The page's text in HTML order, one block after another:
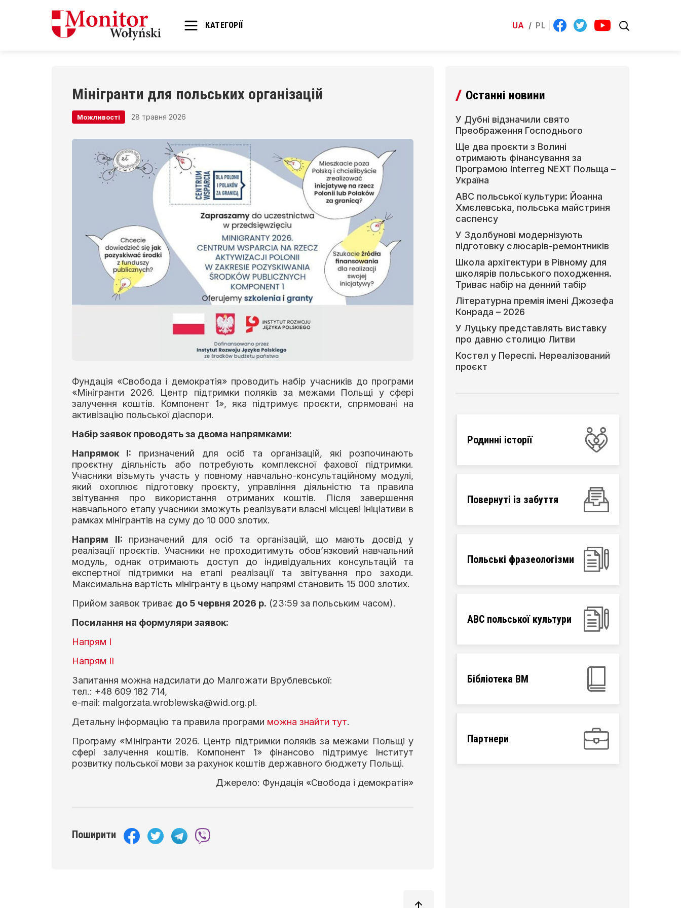
КАТЕГОРІЇ UA / PL
Мінігранти для польських організацій
Можливості 28 травня 2026
Фундація «Свобода і демократія» проводить набір учасників до програми
«Мінігранти 2026. Центр підтримки поляків за межами Польщі у сфері
залучення коштів. Компонент 1», яка підтримує проєкти, спрямовані на
активізацію польської діаспори.
Набір заявок проводять за двома напрямками:
Напрямок I: призначений для осіб та організацій, які розпочинають
проєктну діяльність або потребують комплексної фахової підтримки.
Учасники візьмуть участь у повному навчально-консультаційному модулі,
який охоплює підготовку проєкту, управління діяльністю та правила
звітування про використання отриманих коштів. Після завершення
навчального етапу учасники зможуть реалізувати власні місцеві ініціативи в
рамках мінігрантів на суму до 10 000 злотих.
Напрям II: призначений для осіб та організацій, що мають досвід у
реалізації проєктів. Учасники не проходитимуть обов’язковий навчальний
модуль, однак отримають доступ до індивідуальних консультацій та
експертної підтримки на етапі реалізації та звітування про заходи.
Максимальна вартість мінігранту в цьому напрямі становить 15 000 злотих.
Прийом заявок триває до 5 червня 2026 р. (23:59 за польським часом).
Посилання на формуляри заявок:
Напрям I
Напрям II
Запитання можна надсилати до Малгожати Врублевської:
тел.: +48 609 182 714,
e-mail: malgorzata.wroblewska@wid.org.pl.
Детальну інформацію та правила програми можна знайти тут.
Програму «Мінігранти 2026. Центр підтримки поляків за межами Польщі у
сфері залучення коштів. Компонент 1» фінансово підтримує Інститут
розвитку польської мови за рахунок коштів державного бюджету Польщі.
Джерело: Фундація «Свобода і демократія»
Поширити
Останні новини
У Дубні відзначили свято
Преображення Господнього
Ще два проєкти з Волині
отримають фінансування за
Програмою Interreg NEXT Польща –
Україна
АВС польської культури: Йоанна
Хмєлевська, польська майстриня
саспенсу
У Здолбунові модернізують
підготовку слюсарів-ремонтників
Школа архітектури в Рівному для
школярів польського походження.
Триває набір на денний табір
Літературна премія імені Джозефа
Конрада – 2026
У Луцьку представлять виставку
про давню столицю Литви
Костел у Переспі. Нереалізований
проєкт
Родинні історії
Повернуті із забуття
Польські фразеологізми
ABC польської культури
Бібліотека ВМ
Партнери